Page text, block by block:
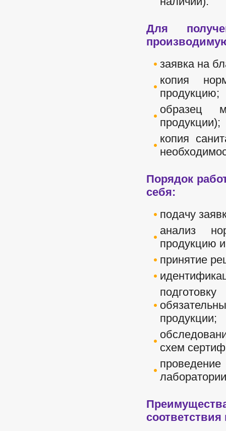
Для
заявка на
копия
продукцию;
образец
продукции);
копия
Порядок
себя:
подачу
анализ
продукцию
принятие
продукции;
схем